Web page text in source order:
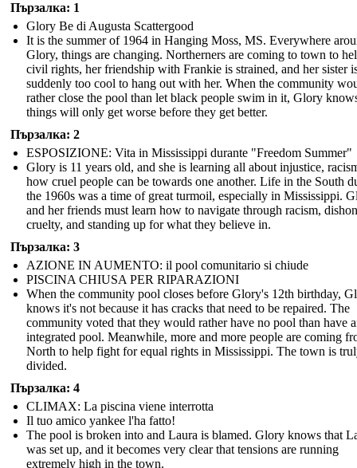
Пързалка: 1
Glory Be di Augusta Scattergood
It is the summer of 1964 in Hanging Moss, MS. Everywhere
Glory, things are changing. Northerners are coming to town to
civil rights, her friendship with Frankie is strained, and her sister
suddenly too cool to hang out with her. When the community
rather close the pool than let black people swim in it, Glory
things will only get worse before they get better.
Пързалка: 2
ESPOSIZIONE: Vita in Mississippi durante "Freedom Summer"
Glory is 11 years old, and she is learning all about injustice,
how cruel people can be towards one another. Life in the South
the 1960s was a time of great turmoil, especially in Mississippi.
and her friends must learn how to navigate through racism,
cruelty, and standing up for what they believe in.
Пързалка: 3
AZIONE IN AUMENTO: il pool comunitario si chiude
PISCINA CHIUSA PER RIPARAZIONI
When the community pool closes before Glory's 12th birthday,
knows it's not because it has cracks that need to be repaired. The
community voted that they would rather have no pool than have
integrated pool. Meanwhile, more and more people are coming
North to help fight for equal rights in Mississippi. The town is
divided.
Пързалка: 4
CLIMAX: La piscina viene interrotta
Il tuo amico yankee l'ha fatto!
The pool is broken into and Laura is blamed. Glory knows that
was set up, and it becomes very clear that tensions are running
extremely high in the town.